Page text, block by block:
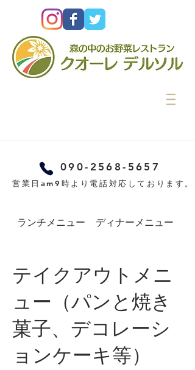
090-2568-5657
営業日am9時より電話対応しております。
ランチメニュー ディナーメニュー
テイクアウトメニ
ュー（パンと焼き
菓子、デコレーシ
ョンケーキ等）